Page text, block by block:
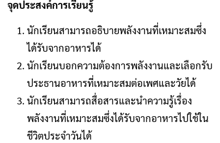
จุดประสงค์การเรียนรู้
นักเรียนสามารถอธิบายพลังงานที่เหมาะสมซึ่ง
ได้รับจากอาหารได้
นักเรียนบอกความต้องการพลังงานและเลือกรับ
ประธานอาหารที่เหมาะสมต่อเพศและวัยได้
นักเรียนสามารถสื่อสารและนําความรู้เรื่อง
พลังงานที่เหมาะสมซึ่งได้รับจากอาหารไปใช้ใน
ชีวิตประจําวันได้